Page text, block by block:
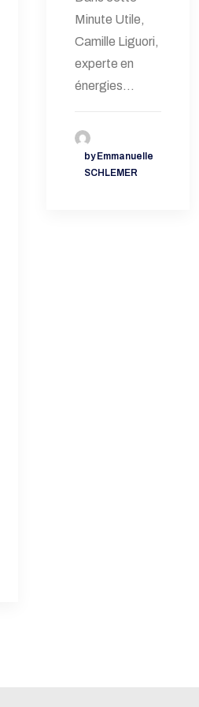
Minute Utile,
Camille Liguori,
experte en
énergies…
by Emmanuelle
SCHLEMER